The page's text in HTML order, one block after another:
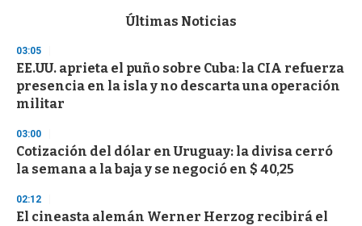
d
s
o
f
3
s
e
c
o
d
s
Últimas Noticias
03:05
EE.UU. aprieta el puño sobre Cuba: la CIA refuerza
presencia en la isla y no descarta una operación
militar
03:00
Cotización del dólar en Uruguay: la divisa cerró
la semana a la baja y se negoció en $ 40,25
02:12
El cineasta alemán Werner Herzog recibirá el